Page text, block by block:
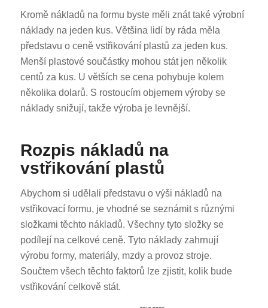
Kromě nákladů na formu byste měli znát také výrobní
náklady na jeden kus. Většina lidí by ráda měla
představu o ceně vstřikování plastů za jeden kus.
Menší plastové součástky mohou stát jen několik
centů za kus. U větších se cena pohybuje kolem
několika dolarů. S rostoucím objemem výroby se
náklady snižují, takže výroba je levnější.
Rozpis nákladů na
vstřikování plastů
Abychom si udělali představu o výši nákladů na
vstřikovací formu, je vhodné se seznámit s různými
složkami těchto nákladů. Všechny tyto složky se
podílejí na celkové ceně. Tyto náklady zahrnují
výrobu formy, materiály, mzdy a provoz stroje.
Součtem všech těchto faktorů lze zjistit, kolik bude
vstřikování celkově stát.